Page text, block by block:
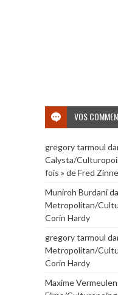
VOS
gregory tarmoul
Calysta/
fois » de Fred
Muniroh Burdani
Metropolitan/
Corin Hardy
gregory tarmoul
Metropolitan/
Corin Hardy
Maxime Vermeulen